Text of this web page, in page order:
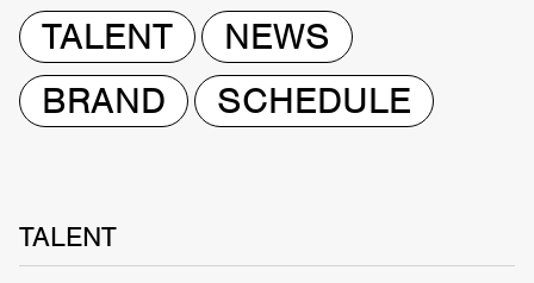
TALENT
NEWS
BRAND
SCHEDULE
TALENT